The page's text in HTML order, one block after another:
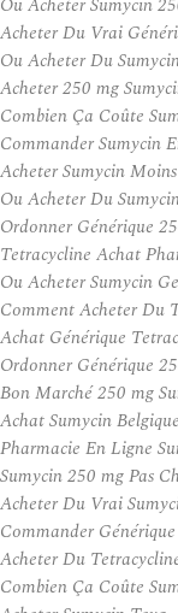
Acheter Du Vrai
Ou Acheter Du
Acheter 250 mg
Combien Ça Coûte
Commander Sumycin
Acheter Sumycin
Ou Acheter Du
Ordonner Générique
Tetracycline Achat
Ou Acheter Sumycin
Comment Acheter Du
Achat Générique
Ordonner Générique
Bon Marché 250 mg
Achat Sumycin Belgique
Pharmacie En Ligne
Sumycin 250 mg Pas
Acheter Du Vrai
Commander
Acheter Du
Combien Ça Coûte